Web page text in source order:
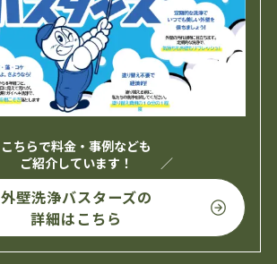
こちらで料金・事例なども
ご紹介しています！
外壁洗浄バスターズの
詳細はこちら